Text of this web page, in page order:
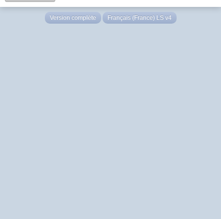
Version complète Français (France) LS v4